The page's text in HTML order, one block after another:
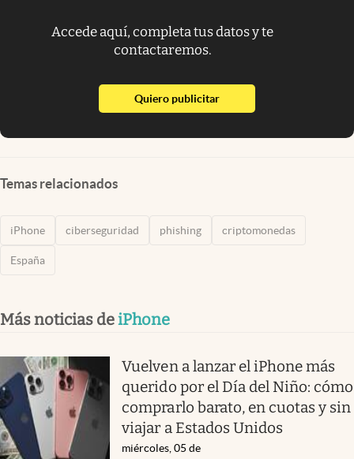
Accede aquí, completa tus datos y te
contactaremos.
Quiero publicitarabre en nueva pestaña
Temas relacionados
iPhone ciberseguridad phishing criptomonedas
España
Más noticias deiPhone
Vuelven a lanzar el iPhone más
querido por el Día del Niño: cómo
comprarlo barato, en cuotas y sin
viajar a Estados Unidos
miércoles, 05 de